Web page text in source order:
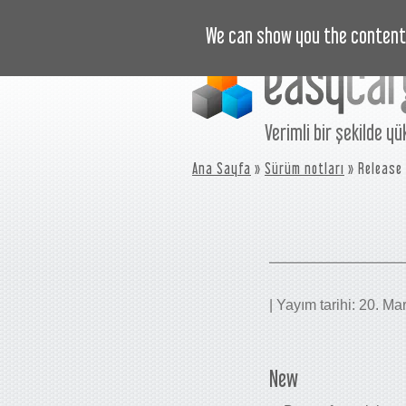
We can show you the
Verimli bir şekilde
Ana Sayfa » Sürüm notları »
| Yayım tarihi: 20.
New